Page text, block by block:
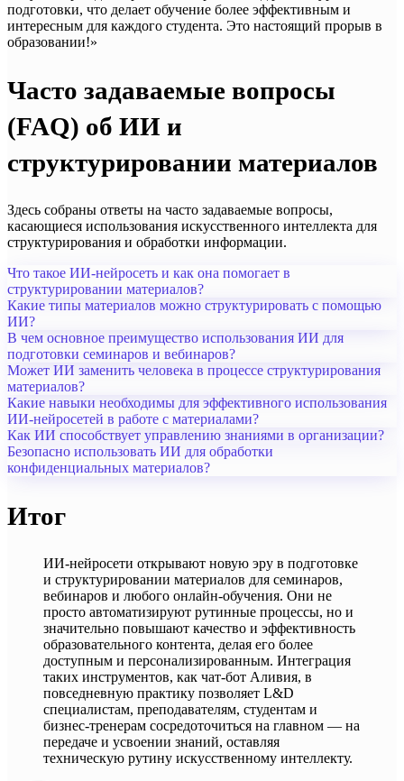
подготовки, что делает обучение более эффективным и
интересным для каждого студента. Это настоящий прорыв в
образовании!»
Часто задаваемые вопросы
(FAQ) об ИИ и
структурировании материалов
Здесь собраны ответы на часто задаваемые вопросы,
касающиеся использования искусственного интеллекта для
структурирования и обработки информации.
Что такое ИИ-нейросеть и как она помогает в
структурировании материалов?
Какие типы материалов можно структурировать с помощью
ИИ?
В чем основное преимущество использования ИИ для
подготовки семинаров и вебинаров?
Может ИИ заменить человека в процессе структурирования
материалов?
Какие навыки необходимы для эффективного использования
ИИ-нейросетей в работе с материалами?
Как ИИ способствует управлению знаниями в организации?
Безопасно использовать ИИ для обработки
конфиденциальных материалов?
Итог
ИИ-нейросети открывают новую эру в подготовке
и структурировании материалов для семинаров,
вебинаров и любого онлайн-обучения. Они не
просто автоматизируют рутинные процессы, но и
значительно повышают качество и эффективность
образовательного контента, делая его более
доступным и персонализированным. Интеграция
таких инструментов, как чат-бот Аливия, в
повседневную практику позволяет L&D
специалистам, преподавателям, студентам и
бизнес-тренерам сосредоточиться на главном — на
передаче и усвоении знаний, оставляя
техническую рутину искусственному интеллекту.